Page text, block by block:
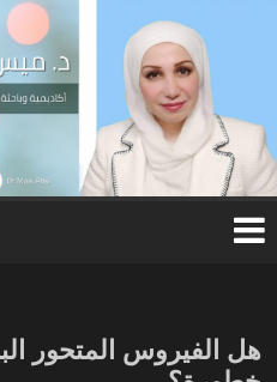
هل الفيروس المتحور